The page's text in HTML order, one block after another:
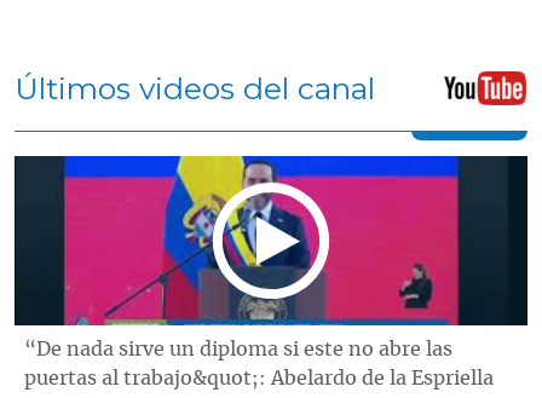
Últimos videos del canal
“De nada sirve un diploma si este no abre las
puertas al trabajo&quot;: Abelardo de la Espriella